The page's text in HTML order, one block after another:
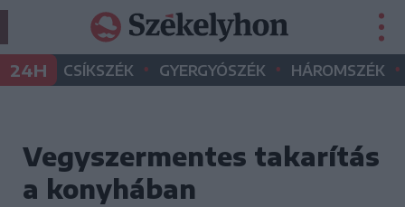
24H CSÍKSZÉK • GYERGYÓSZÉK • HÁROMSZÉK •
Vegyszermentes takarítás
a konyhában